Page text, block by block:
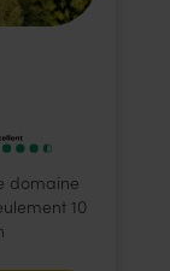
domaine
10